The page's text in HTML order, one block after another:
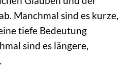
Manchmal sind es kurze,
tiefe Bedeutung
sind es längere,